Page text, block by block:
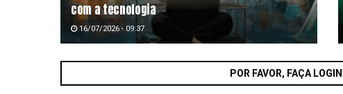
com a tecnologia
16/07/2026 - 09:37
POR FAVOR, FAÇA